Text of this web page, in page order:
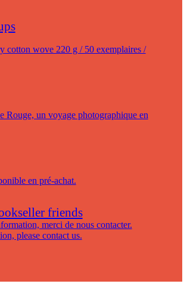
cotton wove 220 g / 50 exemplaires /
Rouge, un voyage photographique en
en pré-achat.
friends
merci de nous contacter.
please contact us.